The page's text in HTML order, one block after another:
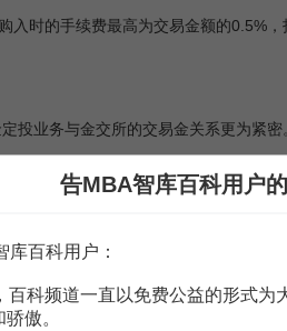
入时的手续费最高为交易金额的0.5%
投业务与金交所的交易金关系更为紧密
实物是金交所100克规格的AU99.99金条
品。每期最低的投资可以为重量1克
告MBA智库百科用户
库百科用户：
百科频道一直以免费公益的形式为
傲。